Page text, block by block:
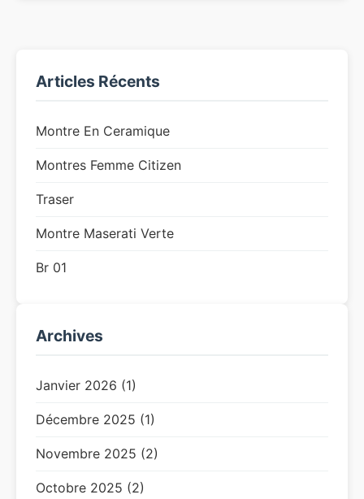
Articles Récents
Montre En Ceramique
Montres Femme Citizen
Traser
Montre Maserati Verte
Br 01
Archives
Janvier 2026 (1)
Décembre 2025 (1)
Novembre 2025 (2)
Octobre 2025 (2)